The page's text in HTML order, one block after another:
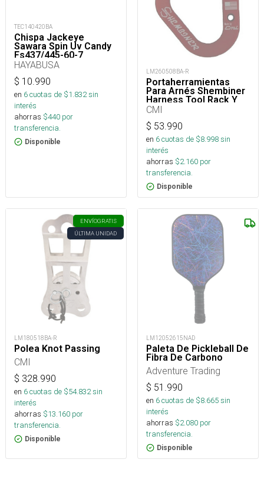
TEC140420BA
Chispa Jackeye
Sawara Spin Uv Candy
Fs437/445-60-7_
HAYABUSA
$ 10.990
en 6cuotas de $1.832sin
interés
ahorras $440 por
transferencia.
Disponible
LM260508BA-R
Portaherramientas
Para Arnés Shembiner
Harness Tool Rack Y
Arborismo
CMI
$ 53.990
en 6cuotas de $8.998sin
interés
ahorras $2.160 por
transferencia.
Disponible
ENVÍOGRATIS
ÚLTIMA UNIDAD
LM180518BA-R
Polea Knot Passing
CMI
$ 328.990
en 6cuotas de $54.832sin
interés
ahorras $13.160 por
transferencia.
Disponible
LM12052615NAD
Paleta De Pickleball De
Fibra De Carbono
Adventure Trading
$ 51.990
en 6cuotas de $8.665sin
interés
ahorras $2.080 por
transferencia.
Disponible